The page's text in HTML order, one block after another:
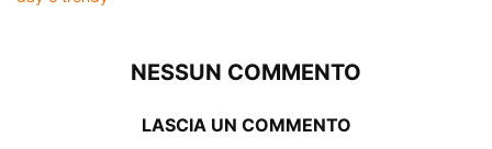
NESSUN COMMENTO
LASCIA UN COMMENTO